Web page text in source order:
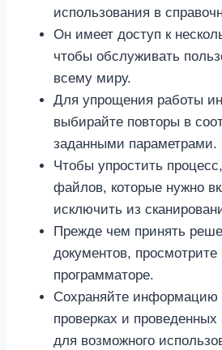
использования в
Он имеет доступ к
чтобы обслуживать
всему миру.
Для упрощения работы
выбирайте повторы в
заданными параметрами.
Чтобы упростить
файлов, которые нужно
исключить из
Прежде чем принять
документов, просмотрите
программаторе.
Сохраняйте
проверках и
для возможного